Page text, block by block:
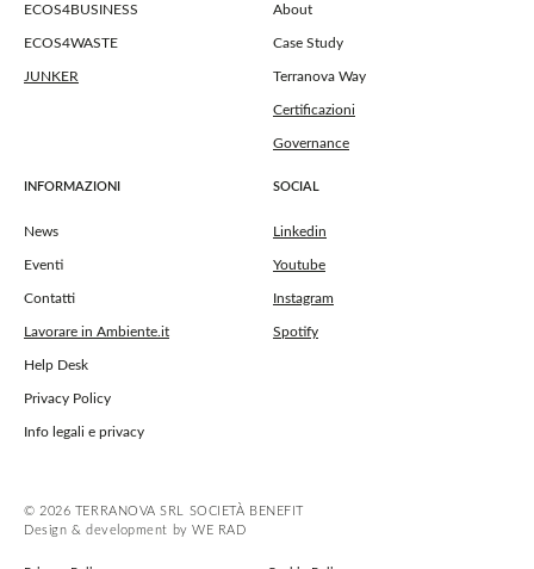
ECOS4BUSINESS
ECOS4WASTE
JUNKER
About
Case Study
Terranova Way
Certificazioni
Governance
INFORMAZIONI
News
Eventi
Contatti
Lavorare in Ambiente.it
Help Desk
Privacy Policy
Info legali e privacy
SOCIAL
Linkedin
Youtube
Instagram
Spotify
© 2026 TERRANOVA SRL SOCIETÀ BENEFIT
Design & development by WE RAD